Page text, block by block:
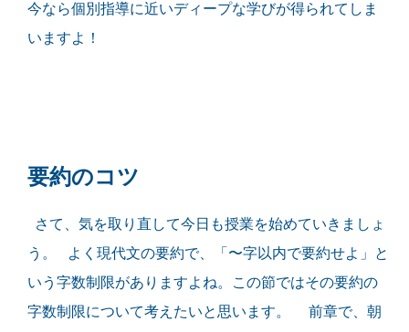
今なら個別指導に近いディープな学びが得られてしま
いますよ！
要約のコツ
さて、気を取り直して今日も授業を始めていきましょ
う。 よく現代文の要約で、「〜字以内で要約せよ」と
いう字数制限がありますよね。この節ではその要約の
字数制限について考えたいと思います。 前章で、朝